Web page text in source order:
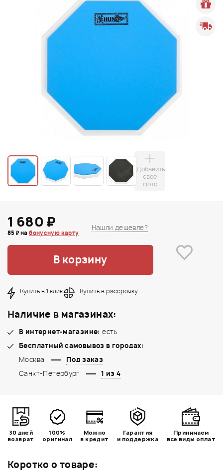
Добавить
свое
фото
Коротко о товаре:
1 680 ₽
85 ₽ набонусную карту
Нашли дешевле?
В корзину
Купить в 1 клик Купить в рассрочку
Наличие в магазинах:
В интернет-магазине: есть
Бесплатный самовывоз в городах:
Москва
Под заказ
Санкт-Петербург
1 из 4
30 дней
возврат
100%
оригинал
Можно
в кредит
Гарантия
и поддержка
Принимаем
все виды оплат